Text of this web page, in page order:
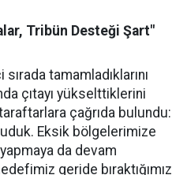
Tribün Desteği Şart"
tamamladıklarını
çıtayı yükselttiklerini
çağrıda bulundu:
Eksik bölgelerimize
da devam
geride bıraktığımız